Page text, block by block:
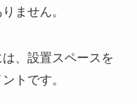
ません。
、設置スペースを
トです。